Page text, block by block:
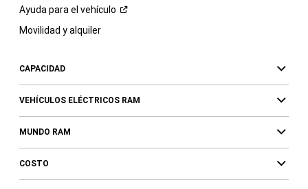
Ayuda para el vehículo
Movilidad y alquiler
CAPACIDAD
VEHÍCULOS ELÉCTRICOS RAM
MUNDO RAM
COSTO